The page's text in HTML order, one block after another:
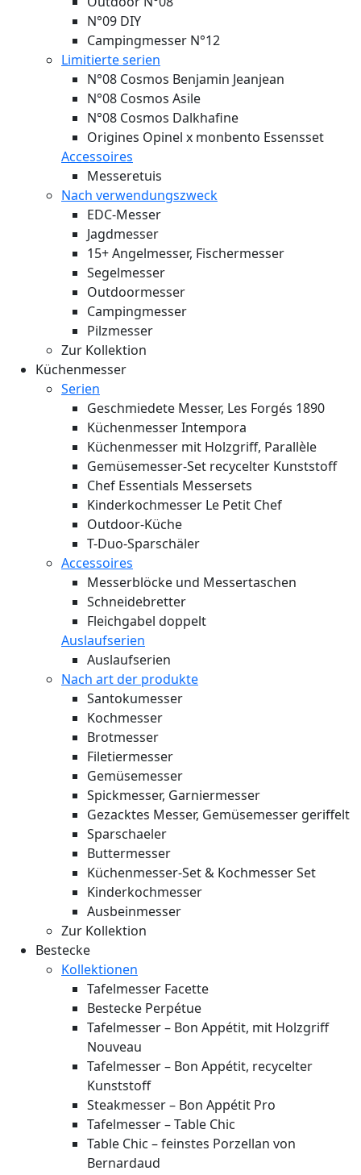
N°09 DIY
Campingmesser N°12
Limitierte serien
N°08 Cosmos Benjamin Jeanjean
N°08 Cosmos Asile
N°08 Cosmos Dalkhafine
Origines Opinel x monbento Essensset
Accessoires
Messeretuis
Nach verwendungszweck
EDC-Messer
Jagdmesser
15+ Angelmesser, Fischermesser
Segelmesser
Outdoormesser
Campingmesser
Pilzmesser
Zur Kollektion
Küchenmesser
Serien
Geschmiedete Messer, Les Forgés 1890
Küchenmesser Intempora
Küchenmesser mit Holzgriff, Parallèle
Gemüsemesser-Set recycelter Kunststoff
Chef Essentials Messersets
Kinderkochmesser Le Petit Chef
Outdoor-Küche
T-Duo-Sparschäler
Accessoires
Messerblöcke und Messertaschen
Schneidebretter
Fleichgabel doppelt
Auslaufserien
Auslaufserien
Nach art der produkte
Santokumesser
Kochmesser
Brotmesser
Filetiermesser
Gemüsemesser
Spickmesser, Garniermesser
Gezacktes Messer, Gemüsemesser geriffelt
Sparschaeler
Buttermesser
Küchenmesser-Set & Kochmesser Set
Kinderkochmesser
Ausbeinmesser
Zur Kollektion
Bestecke
Kollektionen
Tafelmesser Facette
Bestecke Perpétue
Tafelmesser – Bon Appétit, mit Holzgriff
Nouveau
Tafelmesser – Bon Appétit, recycelter
Kunststoff
Steakmesser – Bon Appétit Pro
Tafelmesser – Table Chic
Table Chic – feinstes Porzellan von
Bernardaud